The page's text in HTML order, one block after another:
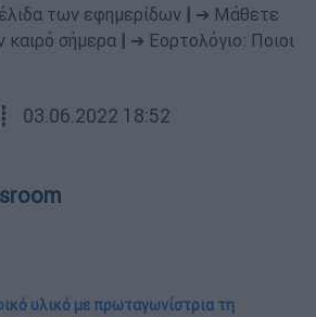
των εφημερίδων
➔ Μάθετε
καιρό σήμερα
➔ Εορτολόγιο: Ποιοι
03.06.2022 18:52
υλικό με πρωταγωνίστρια τη